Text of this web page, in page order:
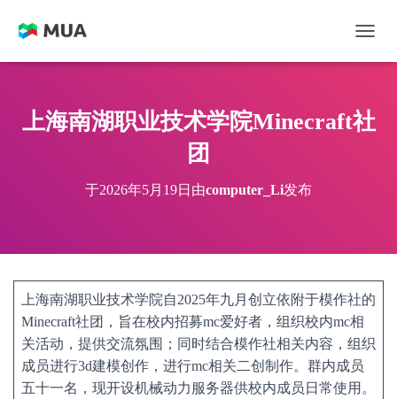
上海南湖职业技术学院Minecraft社
团
于2026年5月19日 由computer_Li发布
上海南湖职业技术学院自2025年九月创立依附于模作社的
Minecraft社团，旨在校内招募mc爱好者，组织校内mc相
关活动，提供交流氛围；同时结合模作社相关内容，组织
成员进行3d建模创作，进行mc相关二创制作。群内成员
五十一名，现开设机械动力服务器供校内成员日常使用。